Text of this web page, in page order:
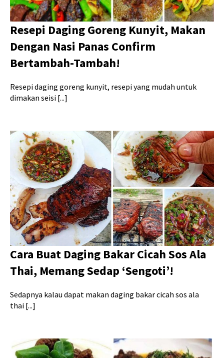
Resepi Daging Goreng Kunyit, Makan
Dengan Nasi Panas Confirm
Bertambah-Tambah!
Resepi daging goreng kunyit, resepi yang mudah untuk
dimakan seisi [...]
Cara Buat Daging Bakar Cicah Sos Ala
Thai, Memang Sedap ‘Sengoti’!
Sedapnya kalau dapat makan daging bakar cicah sos ala
thai [...]